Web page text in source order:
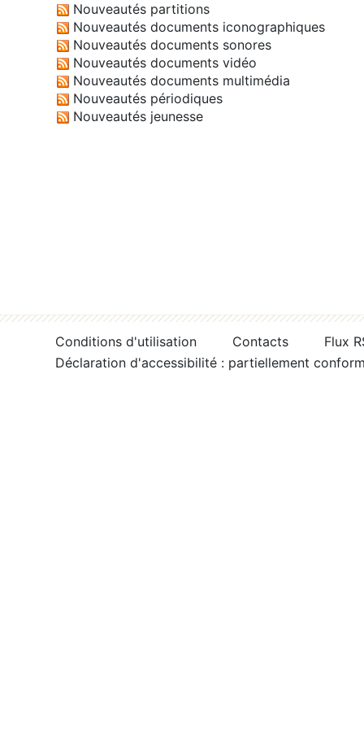
Nouveautés partitions
Nouveautés documents iconographiques
Nouveautés documents sonores
Nouveautés documents vidéo
Nouveautés documents multimédia
Nouveautés périodiques
Nouveautés jeunesse
Conditions d'utilisation Contacts
Flux
Déclaration d'accessibilité : partiellement